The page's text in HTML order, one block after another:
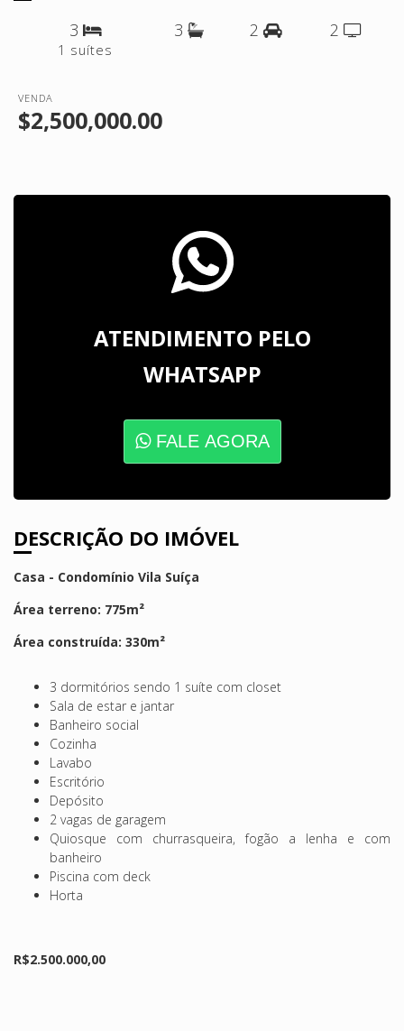
3
1 suítes
3 2 2
VENDA
$2,500,000.00
ATENDIMENTO PELO
WHATSAPP
FALE AGORA
DESCRIÇÃO DO IMÓVEL
Casa - Condomínio Vila Suíça
Área terreno: 775m²
Área construída: 330m²
3 dormitórios sendo 1 suíte com closet
Sala de estar e jantar
Banheiro social
Cozinha
Lavabo
Escritório
Depósito
2 vagas de garagem
Quiosque com churrasqueira, fogão a lenha e com
banheiro
Piscina com deck
Horta
R$2.500.000,00